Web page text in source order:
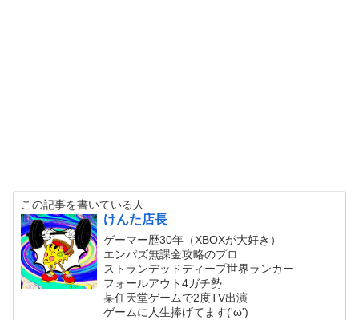
この記事を書いている人
けんた店長
ゲーマー歴30年（XBOXが大好き）
エンパズ無課金攻略のプロ
ストランデッドディープ世界ランカー
フォールアウト4ガチ勢
某任天堂ゲームで2度TV出演
ゲームに人生捧げてます('ω')